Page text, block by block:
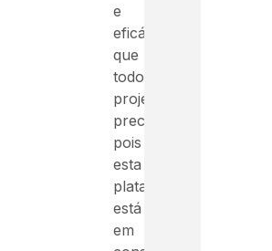
e
eficácia
que
todo
projeto
precisa,
pois
esta
plataforma
está
em